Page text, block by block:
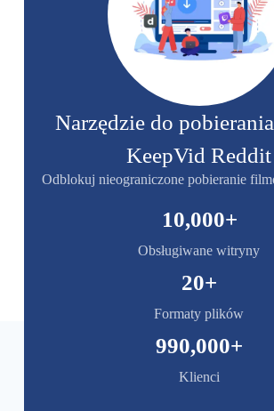
Narzędzie do
KeepVid Reddit
Odblokuj nieograniczone pobieranie
Obsługiwane witryny
10,000+
Formaty plików
20+
Klienci
990,000+